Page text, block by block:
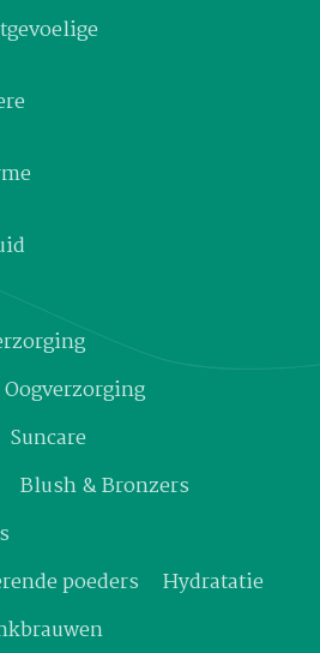
Oogverzorging
Suncare
Blush & Bronzers
poeders
Hydratatie